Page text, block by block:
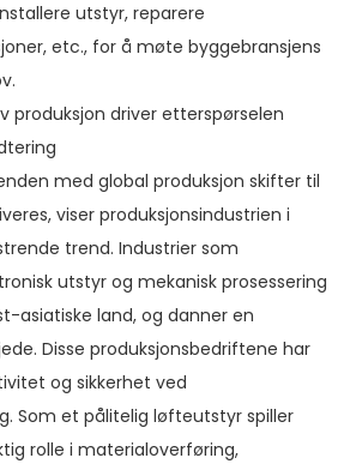
utstyr, reparere
etc., for å møte byggebransjens
produksjon driver etterspørselen
med global produksjon skifter til
viser produksjonsindustrien i
trend. Industrier som
utstyr og mekanisk prosessering
asiatiske land, og danner en
Disse produksjonsbedriftene har
og sikkerhet ved
Som et pålitelig løfteutstyr spiller
rolle i materialoverføring,